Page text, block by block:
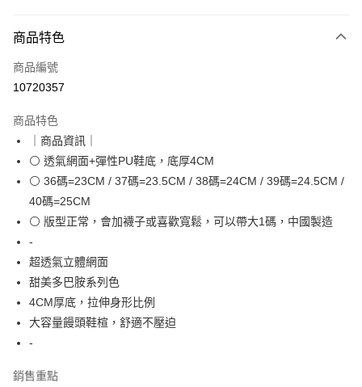
信用卡一次付款
超商取貨付款
Apple Pay
街口支付
悠遊付
全盈+PAY
AFTEE先享後付
相關說明
【關於「AFTEE先享後付」】
AFTEE先享後付是「在收到商品之後才付款」的支付方式。 讓您購物簡單
便利好安心！
ATM付款
運送方式
全家取貨付款
商品特色
商品編號
10720357
商品特色
｜商品資訊｜
⚪ 透氣網面+彈性PU鞋底，底厚4CM
⚪ 36碼=23CM / 37碼=23.5CM / 38碼=24CM / 39碼=24.5CM /
40碼=25CM
⚪ 版型正常，會加襪子或喜歡寬鬆，可以帶大1碼，中國製造
-
超透氣立體網面
甜美多巴胺系列色
4CM厚底，拉伸身形比例
大容量饅頭鞋楦，舒適不壓迫
-
銷售重點